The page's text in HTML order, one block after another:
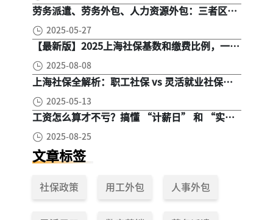
劳务派遣、劳务外包、人力资源外包：三者区
2025-05-27
【最新版】2025上海社保基数和缴费比例，一文
2025-08-08
上海社保全解析：职工社保 vs 灵活就业社保，
2025-05-13
工资怎么算才不亏？搞懂 “计薪日” 和 “实际
2025-08-25
文章标签
社保政策 用工外包 人事外包